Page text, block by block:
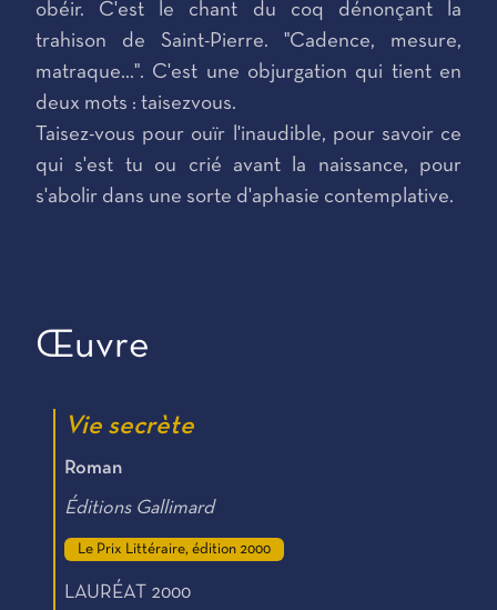
obéir. C'est le chant du coq dénonçant la
trahison de Saint-Pierre. "Cadence, mesure,
matraque...". C'est une objurgation qui tient en
deux mots : taisezvous.
Taisez-vous pour ouïr l'inaudible, pour savoir ce
qui s'est tu ou crié avant la naissance, pour
s'abolir dans une sorte d'aphasie contemplative.
Œuvre
Vie secrète
Roman
Éditions Gallimard
Le Prix Littéraire, édition 2000
LAURÉAT 2000